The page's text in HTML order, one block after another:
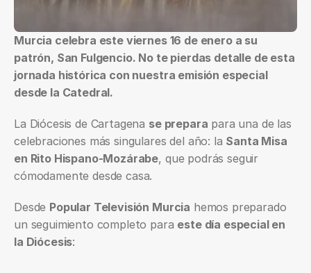
Murcia celebra este viernes 16 de enero a su
patrón, San Fulgencio. No te pierdas detalle de esta
jornada histórica con nuestra emisión especial
desde la Catedral.
La Diócesis de Cartagena se prepara para una de las
celebraciones más singulares del año: la Santa Misa
en Rito Hispano-Mozárabe, que podrás seguir
cómodamente desde casa.
Desde Popular Televisión Murcia hemos preparado
un seguimiento completo para este día especial en
la Diócesis: